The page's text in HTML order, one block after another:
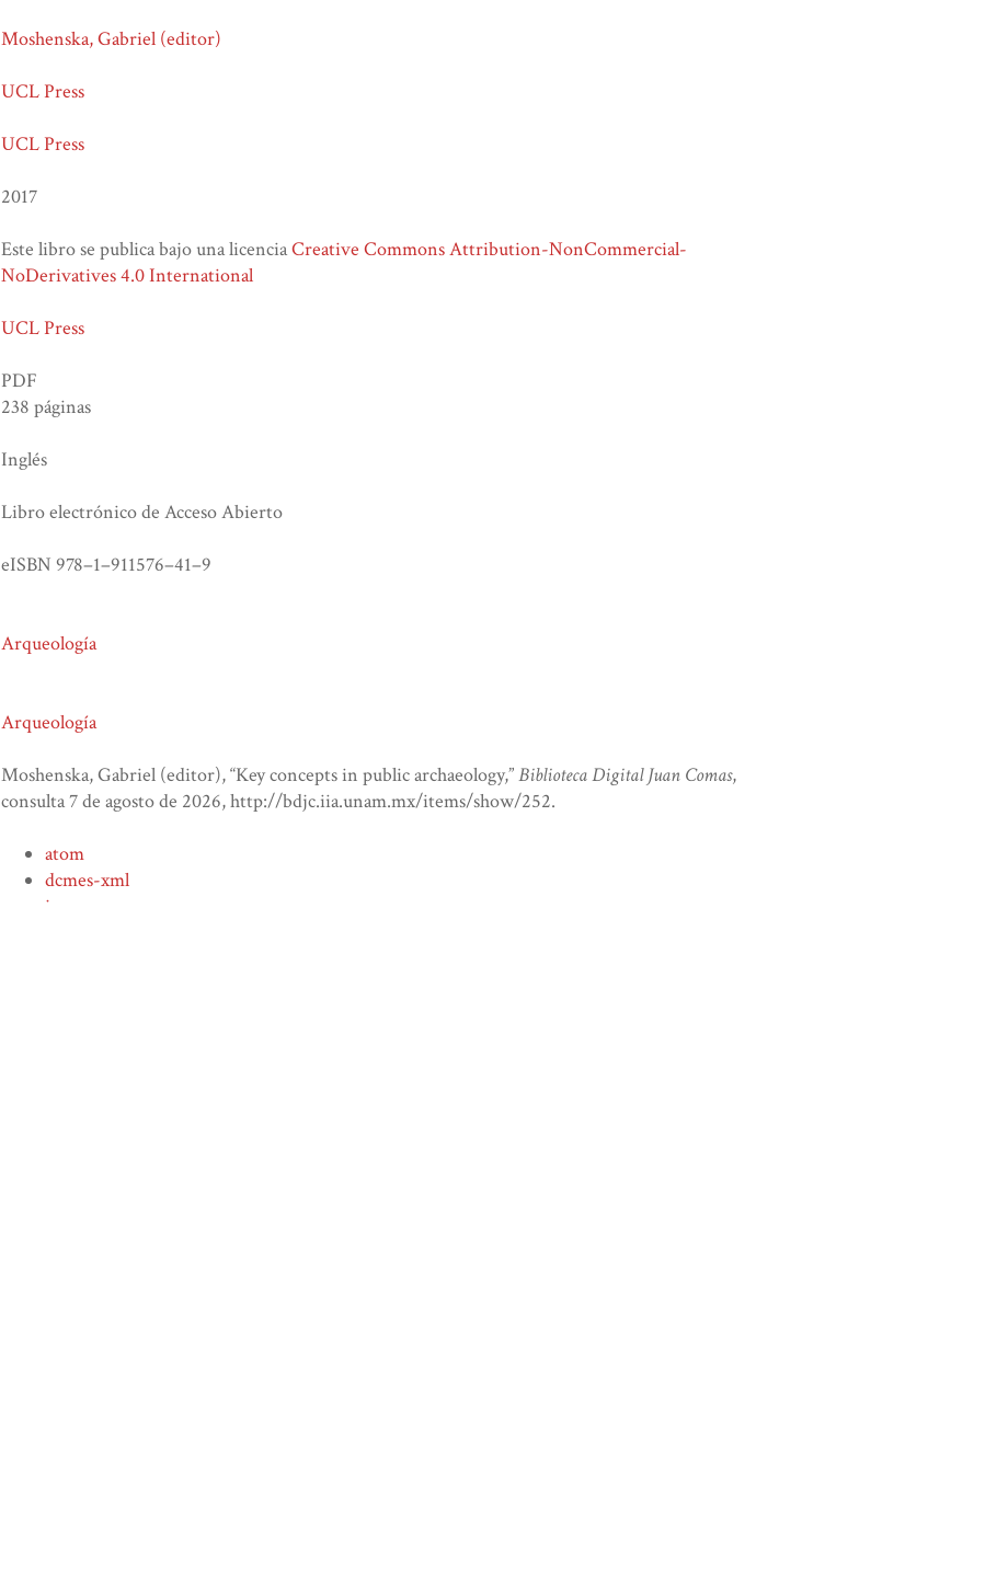
Moshenska, Gabriel (editor)
UCL Press
UCL Press
2017
Este libro se publica bajo una licenciaCreative Commons Attribution-NonCommercial-
NoDerivatives 4.0 International
UCL Press
PDF
238 páginas
Inglés
Libro electrónico de Acceso Abierto
eISBN 978–1–911576–41–9
Arqueología
Arqueología
Moshenska, Gabriel (editor), “Key concepts in public archaeology,”Biblioteca Digital Juan Comas,
consulta 7 de agosto de 2026,http://bdjc.iia.unam.mx/items/show/252.
atom
dcmes-xml
json